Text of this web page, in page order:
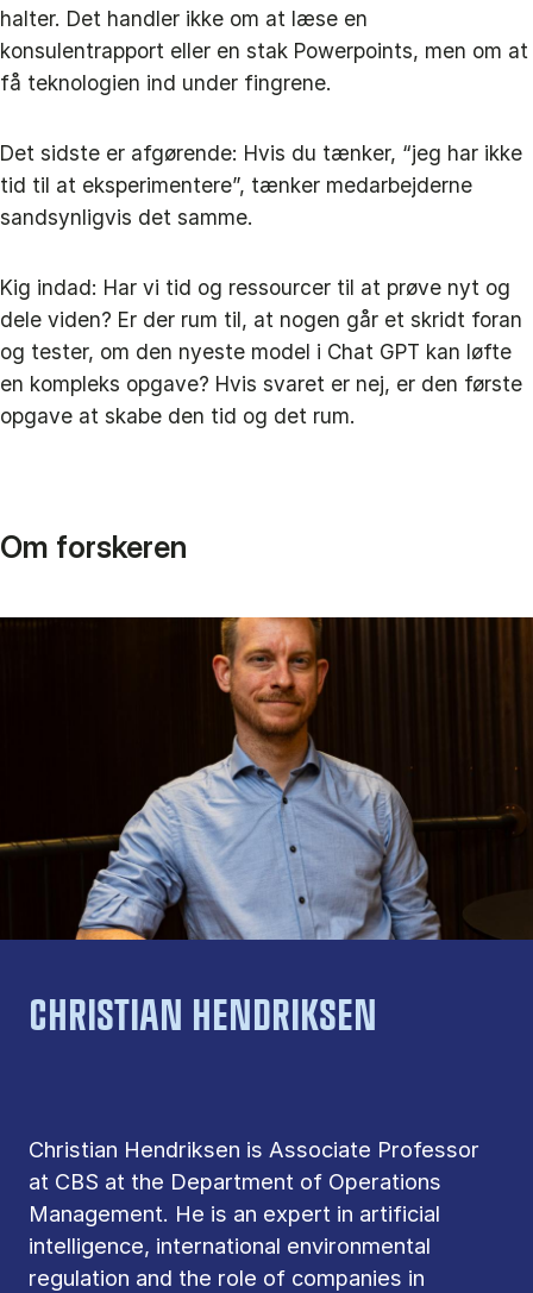
halter. Det handler ikke om at læse en
konsulentrapport eller en stak Powerpoints, men om at
få teknologien ind under fingrene.
Det sidste er afgørende: Hvis du tænker, “jeg har ikke
tid til at eksperimentere”, tænker medarbejderne
sandsynligvis det samme.
Kig indad: Har vi tid og ressourcer til at prøve nyt og
dele viden? Er der rum til, at nogen går et skridt foran
og tester, om den nyeste model i Chat GPT kan løfte
en kompleks opgave? Hvis svaret er nej, er den første
opgave at skabe den tid og det rum.
Om forskeren
CHRISTIAN HENDRIKSEN
Christian Hendriksen is Associate Professor
at CBS at the Department of Operations
Management. He is an expert in artificial
intelligence, international environmental
regulation and the role of companies in